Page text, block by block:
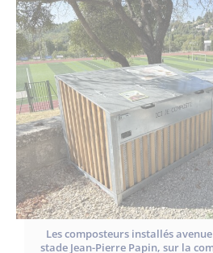
Les composteurs installés
stade Jean-Pierre Papin, sur la